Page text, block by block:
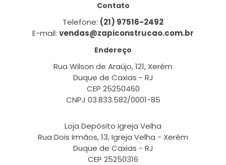
Contato
Telefone: (21) 97516-2492
E-mail: vendas@zapiconstrucao.com.br
Endereço
Rua Wilson de Araújo, 121, Xerém
Duque de Caxias - RJ
CEP 25250460
CNPJ 03.833.582/0001-85
Loja Depósito Igreja Velha
Rua Dois Irmãos, 13, Igreja Velha - Xerém
Duque de Caxias - RJ
CEP 25250316